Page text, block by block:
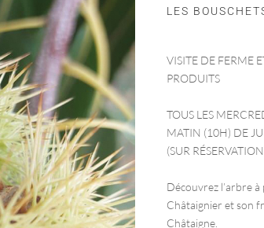
LES
VISITE DE FERME
PRODUITS
TOUS LES
MATIN (10H) DE
(SUR
Découvrez l’arbre à
Châtaignier et son
Châtaigne.